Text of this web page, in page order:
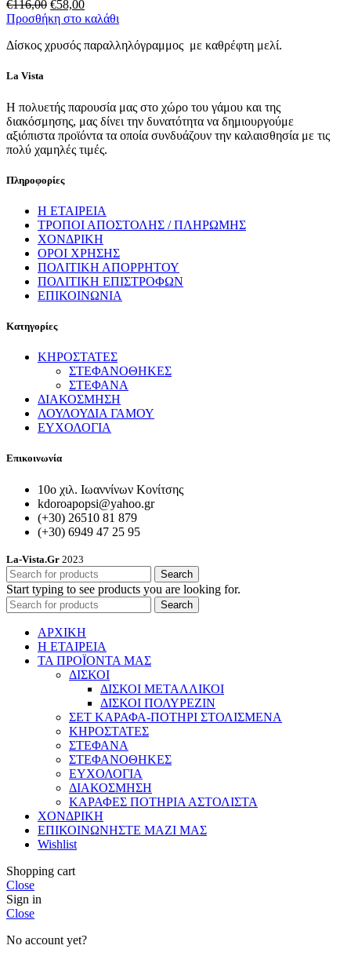
€116,00 Original
price
€116,00.
€58,00Η
τρέχουσα
είναι:
Προσθήκη στο καλάθι
Δίσκος χρυσός παραλληλόγραμμος με καθρέφτη μελί.
La Vista
Η πολυετής παρουσία μας στο χώρο του γάμου και της
διακόσμησης, μας δίνει την δυνατότητα να δημιουργούμε
αξιόπιστα προϊόντα τα οποία συνδυάζουν την καλαισθησία με τις
πολύ χαμηλές τιμές.
Πληροφορίες
Η ΕΤΑΙΡΕΙΑ
ΤΡΟΠΟΙ ΑΠΟΣΤΟΛΗΣ / ΠΛΗΡΩΜΗΣ
ΧΟΝΔΡΙΚΗ
ΟΡΟΙ ΧΡΗΣΗΣ
ΠΟΛΙΤΙΚΗ ΑΠΟΡΡΗΤΟΥ
ΠΟΛΙΤΙΚΗ ΕΠΙΣΤΡΟΦΩΝ
ΕΠΙΚΟΙΝΩΝΙΑ
Κατηγορίες
ΚΗΡΟΣΤΑΤΕΣ
ΣΤΕΦΑΝΟΘΗΚΕΣ
ΣΤΕΦΑΝΑ
ΔΙΑΚΟΣΜΗΣΗ
ΛΟΥΛΟΥΔΙΑ ΓΑΜΟΥ
ΕΥΧΟΛΟΓΙΑ
Επικοινωνία
10ο χιλ. Ιωαννίνων Κονίτσης
kdoroapopsi@yahoo.gr
(+30) 26510 81 879
(+30) 6949 47 25 95
La-Vista.Gr 2023
Search
Start typing to see products you are looking for.
Search
ΑΡΧΙΚΗ
Η ΕΤΑΙΡΕΙΑ
ΤΑ ΠΡΟΪΟΝΤΑ ΜΑΣ
ΔΙΣΚΟΙ
ΔΙΣΚΟΙ ΜΕΤΑΛΛΙΚΟΙ
ΔΙΣΚΟΙ ΠΟΛΥΡΕΖΙΝ
ΣΕΤ ΚΑΡΑΦΑ-ΠΟΤΗΡΙ ΣΤΟΛΙΣΜΕΝΑ
ΚΗΡΟΣΤΑΤΕΣ
ΣΤΕΦΑΝΑ
ΣΤΕΦΑΝΟΘΗΚΕΣ
ΕΥΧΟΛΟΓΙΑ
ΔΙΑΚΟΣΜΗΣΗ
ΚΑΡΑΦΕΣ ΠΟΤΗΡΙΑ ΑΣΤΟΛΙΣΤΑ
ΧΟΝΔΡΙΚΗ
ΕΠΙΚΟΙΝΩΝΗΣΤΕ ΜΑΖΙ ΜΑΣ
Wishlist
Shopping cart
Close
Sign in
Close
No account yet?